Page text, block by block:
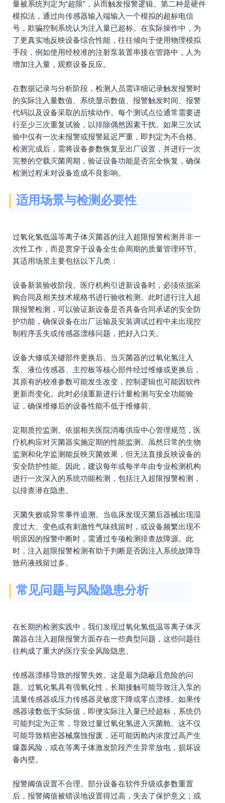
量被系统判定为“超限”，从而触发报警逻辑。第二种是硬件
模拟法，通过向传感器输入端输入一个模拟的超标电信
号，欺骗控制系统认为注入量已超标。在实际操作中，为
了更真实地反映设备综合性能，往往倾向于使用物理模拟
手段，例如使用经校准的注射泵装置串接在管路中，人为
增加注入量，观察设备反应。
在数据记录与分析阶段，检测人员需详细记录触发报警时
的实际注入量数值、系统显示数值、报警触发时间、报警
代码以及设备采取的后续动作。每个测试点位通常需要进
行至少三次重复试验，以排除偶然因素干扰。如果三次试
验中仅有一次未报警或报警延迟严重，即判定为不合格。
检测完成后，需将设备参数恢复至出厂设置，并进行一次
完整的空载灭菌周期，验证设备功能是否完全恢复，确保
检测过程未对设备造成不良影响。
适用场景与检测必要性
过氧化氢低温等离子体灭菌器的注入超限报警检测并非一
次性工作，而是贯穿于设备全生命周期的质量管理环节。
其适用场景主要包括以下几类：
设备新装验收阶段。医疗机构引进新设备时，必须依据采
购合同及相关技术规格书进行验收检测。此时进行注入超
限报警检测，可以验证新设备是否具备合同承诺的安全防
护功能，确保设备在出厂运输及安装调试过程中未出现控
制程序丢失或传感器漂移问题，把好入口关。
设备大修或关键部件更换后。当灭菌器的过氧化氢注入
泵、液位传感器、主控板等核心部件经过维修或更换后，
其原有的校准参数可能发生改变，控制逻辑也可能因软件
更新而变化。此时必须重新进行计量检测与安全功能验
证，确保维修后的设备性能不低于维修前。
定期质控监测。依据相关医院消毒供应中心管理规范，医
疗机构应对灭菌器实施定期的性能监测。虽然日常的生物
监测和化学监测能反映灭菌效果，但无法直接反映设备的
安全防护性能。因此，建议每年或每半年由专业检测机构
进行一次深入的系统功能检测，包括注入超限报警检测，
以排查潜在隐患。
灭菌失败或异常事件追溯。当临床发现灭菌后器械出现湿
度过大、变色或有刺激性气味残留时，或设备频繁出现不
明原因的报警中断时，需通过专项检测排查故障源。此
时，注入超限报警检测有助于判断是否因注入系统故障导
致药液残留过多。
常见问题与风险隐患分析
在长期的检测实践中，我们发现过氧化氢低温等离子体灭
菌器在注入超限报警方面存在一些典型问题，这些问题往
往构成了重大的医疗安全风险隐患。
传感器漂移导致的报警失效。这是最为隐蔽且危险的问
题。过氧化氢具有强氧化性，长期接触可能导致注入泵的
流量传感器或压力传感器灵敏度下降或零点漂移。如果传
感器读数低于实际值，即便实际注入量已经超标，系统仍
可能判定为正常，导致过量过氧化氢进入灭菌舱。这不仅
可能导致精密器械腐蚀报废，还可能因舱内浓度过高产生
爆轰风险，或在等离子体激发阶段产生异常放电，损坏设
备内壁。
报警阈值设置不合理。部分设备在软件升级或参数重置
后，报警阈值被错误地设置得过高，失去了保护意义；或